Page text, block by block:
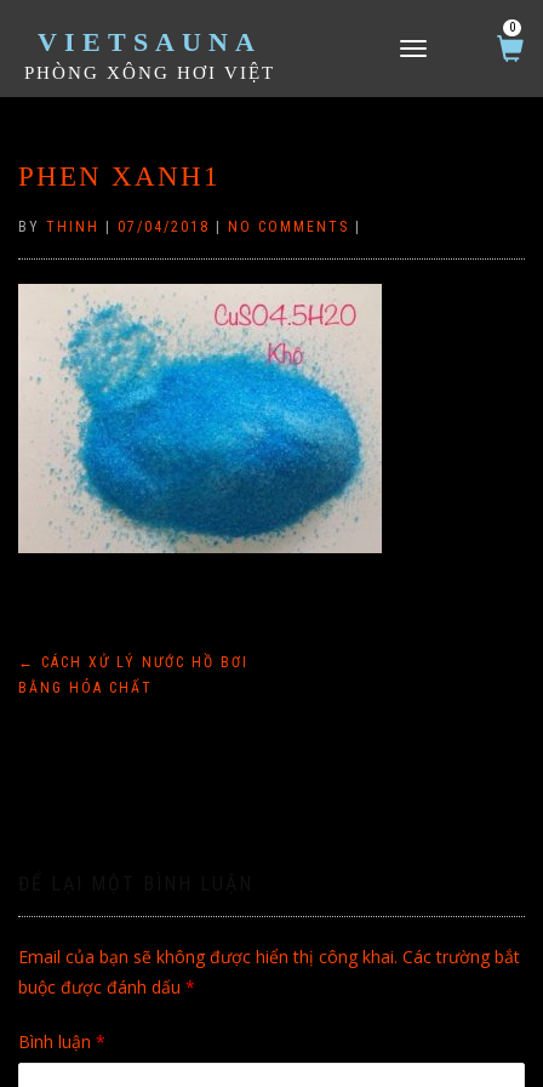
VIETSAUNA
PHÒNG XÔNG HƠI VIỆT
TOGGLE NAVIGATION
0
PHEN XANH1
BY THINH 07/04/2018 NO COMMENTS
Điều
←
CÁCH XỬ LÝ NƯỚC HỒ BƠI
BẰNG HÓA CHẤT
Email của bạn sẽ không được hiển thị công khai. Các trường bắt
buộc được đánh dấu *
Bình luận *